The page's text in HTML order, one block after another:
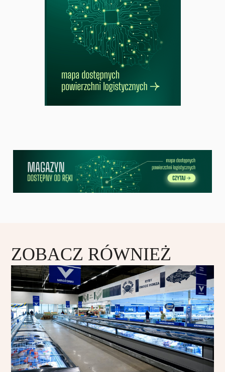
ZOBACZ RÓWNIEŻ